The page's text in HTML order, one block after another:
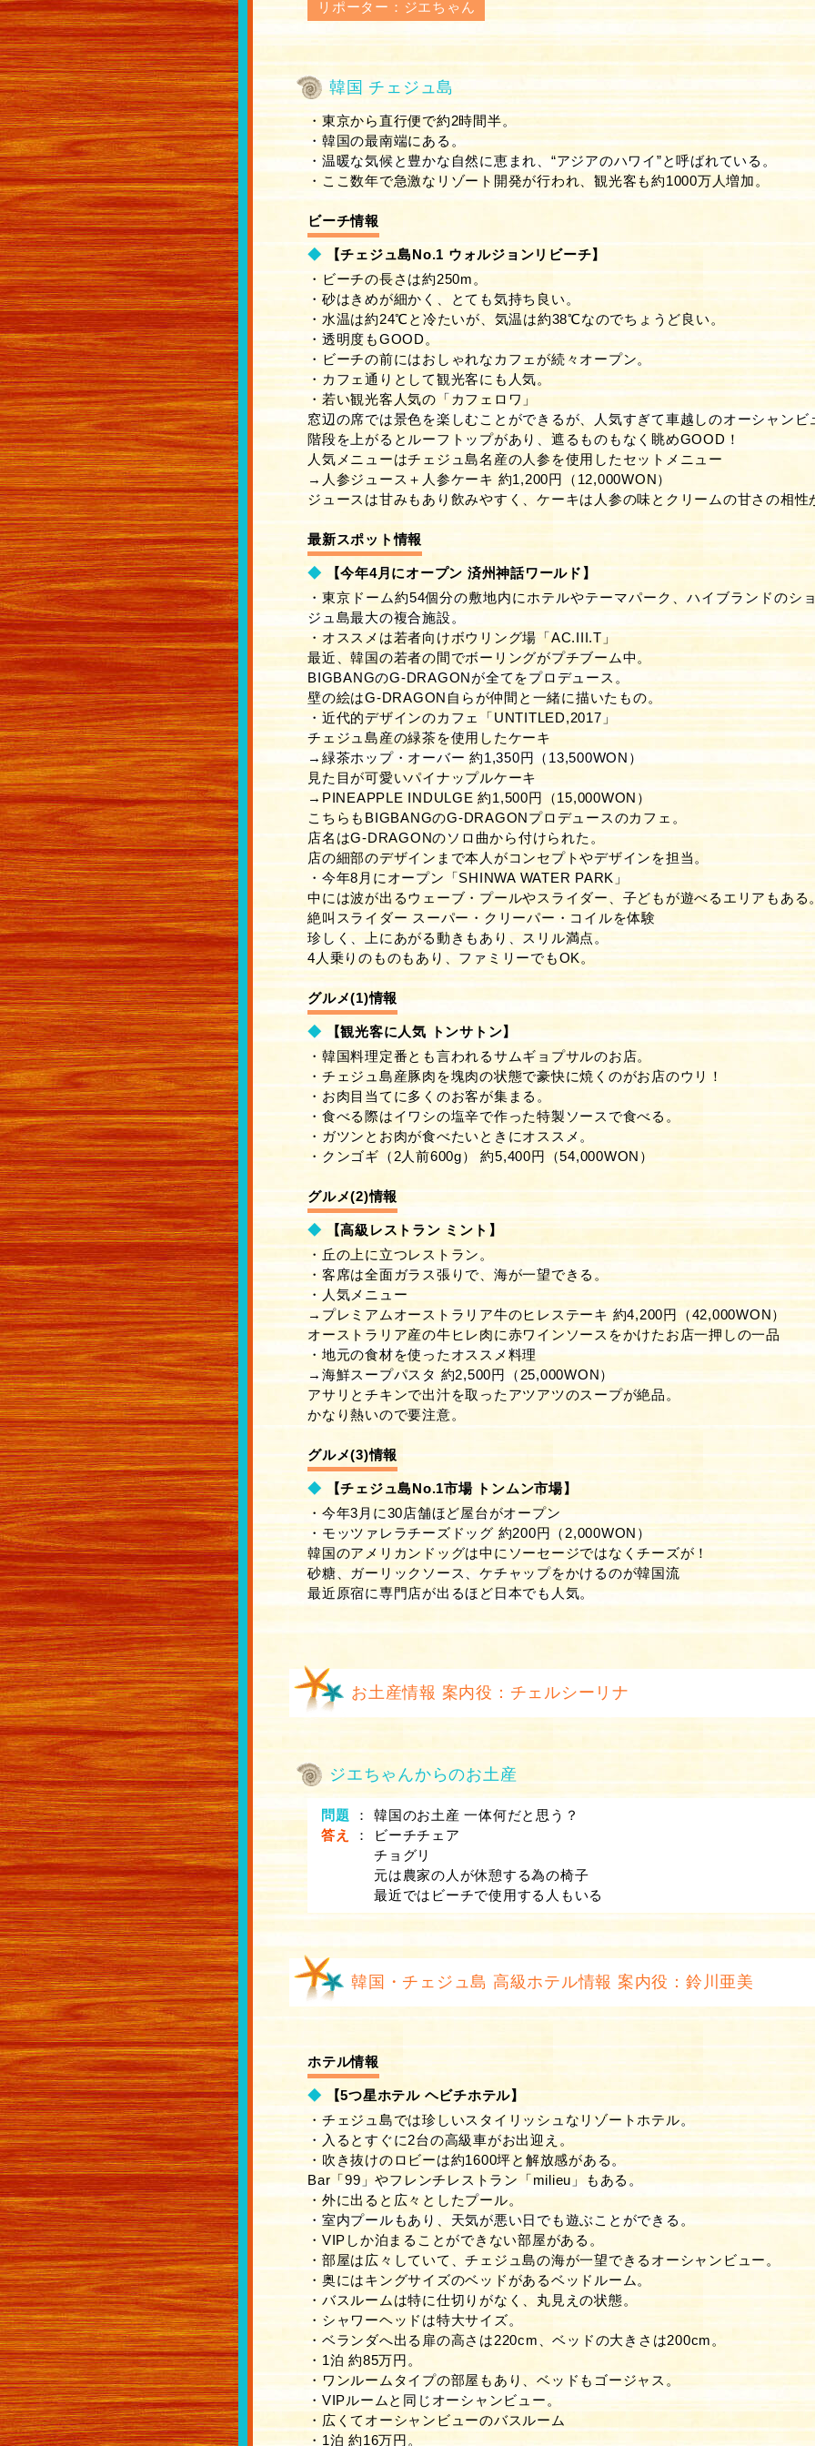
リポーター：ジエちゃん
韓国 チェジュ島
・東京から直行便で約2時間半。
・韓国の最南端にある。
・温暖な気候と豊かな自然に恵まれ、“アジアのハワイ”と呼ばれている。
・ここ数年で急激なリゾート開発が行われ、観光客も約1000万人増加。
ビーチ情報
◆ 【チェジュ島No.1 ウォルジョンリビーチ】
・ビーチの長さは約250m。
・砂はきめが細かく、とても気持ち良い。
・水温は約24℃と冷たいが、気温は約38℃なのでちょうど良い。
・透明度もGOOD。
・ビーチの前にはおしゃれなカフェが続々オープン。
・カフェ通りとして観光客にも人気。
・若い観光客人気の「カフェロワ」
窓辺の席では景色を楽しむことができるが、人気すぎて車越しのオーシャンビ
階段を上がるとルーフトップがあり、遮るものもなく眺めGOOD！
人気メニューはチェジュ島名産の人参を使用したセットメニュー
→人参ジュース＋人参ケーキ 約1,200円（12,000WON）
ジュースは甘みもあり飲みやすく、ケーキは人参の味とクリームの甘さの相
最新スポット情報
◆ 【今年4月にオープン 済州神話ワールド】
・東京ドーム約54個分の敷地内にホテルやテーマパーク、ハイブランドのシ
ジュ島最大の複合施設。
・オススメは若者向けボウリング場「AC.III.T」
最近、韓国の若者の間でボーリングがプチブーム中。
BIGBANGのG-DRAGONが全てをプロデュース。
壁の絵はG-DRAGON自らが仲間と一緒に描いたもの。
・近代的デザインのカフェ「UNTITLED,2017」
チェジュ島産の緑茶を使用したケーキ
→緑茶ホップ・オーバー 約1,350円（13,500WON）
見た目が可愛いパイナップルケーキ
→PINEAPPLE INDULGE 約1,500円（15,000WON）
こちらもBIGBANGのG-DRAGONプロデュースのカフェ。
店名はG-DRAGONのソロ曲から付けられた。
店の細部のデザインまで本人がコンセプトやデザインを担当。
・今年8月にオープン「SHINWA WATER PARK」
中には波が出るウェーブ・プールやスライダー、子どもが遊べるエリアもある
絶叫スライダー スーパー・クリーパー・コイルを体験
珍しく、上にあがる動きもあり、スリル満点。
4人乗りのものもあり、ファミリーでもOK。
グルメ(1)情報
◆ 【観光客に人気 トンサトン】
・韓国料理定番とも言われるサムギョプサルのお店。
・チェジュ島産豚肉を塊肉の状態で豪快に焼くのがお店のウリ！
・お肉目当てに多くのお客が集まる。
・食べる際はイワシの塩辛で作った特製ソースで食べる。
・ガツンとお肉が食べたいときにオススメ。
・クンゴギ（2人前600g） 約5,400円（54,000WON）
グルメ(2)情報
◆ 【高級レストラン ミント】
・丘の上に立つレストラン。
・客席は全面ガラス張りで、海が一望できる。
・人気メニュー
→プレミアムオーストラリア牛のヒレステーキ 約4,200円（42,000WON）
オーストラリア産の牛ヒレ肉に赤ワインソースをかけたお店一押しの一品
・地元の食材を使ったオススメ料理
→海鮮スープパスタ 約2,500円（25,000WON）
アサリとチキンで出汁を取ったアツアツのスープが絶品。
かなり熱いので要注意。
グルメ(3)情報
◆ 【チェジュ島No.1市場 トンムン市場】
・今年3月に30店舗ほど屋台がオープン
・モッツァレラチーズドッグ 約200円（2,000WON）
韓国のアメリカンドッグは中にソーセージではなくチーズが！
砂糖、ガーリックソース、ケチャップをかけるのが韓国流
最近原宿に専門店が出るほど日本でも人気。
お土産情報 案内役：チェルシーリナ
ジエちゃんからのお土産
問題 ： 韓国のお土産 一体何だと思う？
答え
：
ビーチチェア
チョグリ
元は農家の人が休憩する為の椅子
最近ではビーチで使用する人もいる
韓国・チェジュ島 高級ホテル情報 案内役：鈴川亜美
ホテル情報
◆ 【5つ星ホテル ヘビチホテル】
・チェジュ島では珍しいスタイリッシュなリゾートホテル。
・入るとすぐに2台の高級車がお出迎え。
・吹き抜けのロビーは約1600坪と解放感がある。
Bar「99」やフレンチレストラン「milieu」もある。
・外に出ると広々としたプール。
・室内プールもあり、天気が悪い日でも遊ぶことができる。
・VIPしか泊まることができない部屋がある。
・部屋は広々していて、チェジュ島の海が一望できるオーシャンビュー。
・奥にはキングサイズのベッドがあるベッドルーム。
・バスルームは特に仕切りがなく、丸見えの状態。
・シャワーヘッドは特大サイズ。
・ベランダへ出る扉の高さは220cm、ベッドの大きさは200cm。
・1泊 約85万円。
・ワンルームタイプの部屋もあり、ベッドもゴージャス。
・VIPルームと同じオーシャンビュー。
・広くてオーシャンビューのバスルーム
・1泊 約16万円。